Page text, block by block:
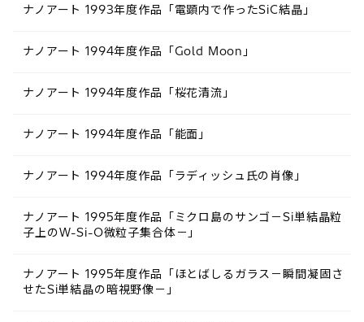
ナノアート 1993年度作品「電顕内で作ったSiC結晶」
ナノアート 1994年度作品「Gold Moon」
ナノアート 1994年度作品「桜花清流」
ナノアート 1994年度作品「能面」
ナノアート 1994年度作品「ラディッシュ氏の肖像」
ナノアート 1995年度作品「ミクロ島のサンゴ－Si単結晶粒
子上のW-Si-O微粒子集合体－」
ナノアート 1995年度作品「ほとばしるガラス－瞬間凝固さ
せたSi単結晶の暗視野像－」